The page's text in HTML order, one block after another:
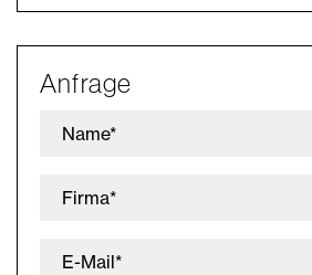
Anfrage
Name*
Firma*
E-Mail*